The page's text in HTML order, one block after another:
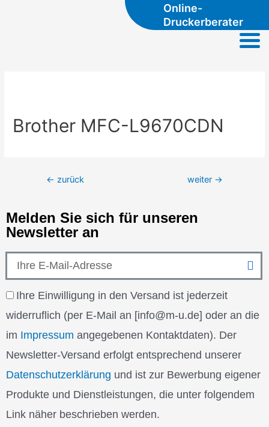
Online-
Druckerberater
Brother MFC-L9670CDN
← zurück weiter →
Melden Sie sich für unseren
Newsletter an
EmailIhre Einwilligung in den Versand ist jederzeit
widerruflich (per E-Mail an [info@m-u.de] oder an die
im Impressum angegebenen Kontaktdaten). Der
Newsletter-Versand erfolgt entsprechend unserer
Datenschutzerklärung und ist zur Bewerbung eigener
Produkte und Dienstleistungen, die unter folgendem
Link näher beschrieben werden.